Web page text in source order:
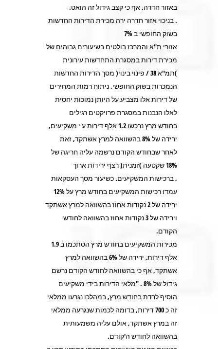
באזור חדרה, אף כי קצב גידול זה הואט.
. בניכוי אזור חדרה ירה מכירת הדירות החדשות
בשוק החופשי ב 7%
אזורי ת"א והמרכז בולטים בשיעורים גבוהים של
מכירת דירות במסגרת התחדשות עירונית
)תמ"א 38 / פינוי בינוי( מסך הדירות החדשות
הנמכרות בשוק החופשי. ניתוח רמות המחירים
של דירות אלו מצביע על היותן נמוכות יחסית
לאלו הנבנות במסגרת פרויקטים רגילים
בחודש מרץ נרכשו 1.2 אלף דירות ע י משקיעים,
ירידה של 8% בהשוואה למרץ אשתקד, זאת
לאחר שבחודש הקודם נרשמה עליה חריגה של
18% שקטעה )זמנית( רצף ירידות ארוך
, ברכישות המשקיעים. כשיעור מסך העסקאות
עמדו רכישות המשקיעים בחודש מרץ על 12%
ירידה של 2 נקודות אחוז בהשוואה למרץ אשתקד
וירידה של 3 נקודות אחוז בהשוואה לחודש
הקודם.
מכירות המשקיעים בחודש מרץ הסתכמו ב 1.9
אלף דירות, ירידה של 6% בהשוואה למרץ
אשתקד, אף כי בהשוואה לחודש הקודם נרשם
גידול של 8% . "מלאי הדירות בידי משקיעים
הוסיף לרדת בחודש מרץ, במהלכו נגרעו ממלאי
זה כ 700 דירות, בדומה לכמות שנגרעה ממלאי
זה במרץ אשתקד, אולם עליה משמעותית
בהשוואה לחודש ה'קודם.